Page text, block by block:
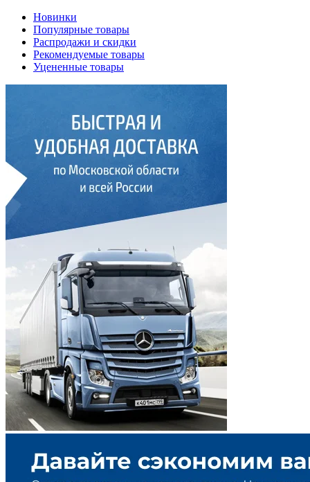
Новинки
Популярные товары
Распродажи и скидки
Рекомендуемые товары
Уцененные товары